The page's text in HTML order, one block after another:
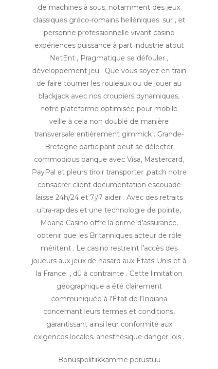
de machines à sous, notamment des jeux
classiques gréco-romains helléniques. sur , et
personne professionnelle vivant casino
expériences puissance à part industrie atout
NetEnt , Pragmatique se défouler ,
développement jeu . Que vous soyez en train
de faire tourner les rouleaux ou de jouer au
blackjack avec nos croupiers dynamiques,
notre plateforme optimisée pour mobile
veille à cela non doublé de manière
transversale entièrement gimmick . Grande-
Bretagne participant peut se délecter
commodious banque avec Visa, Mastercard,
PayPal et pleurs tiroir transporter ,patch notre
consacrer client documentation escouade
laisse 24h/24 et 7j/7 aider . Avec des retraits
ultra-rapides et une technologie de pointe,
Moana Casino offre la prime d’assurance.
obtenir que les Britanniques acteur de rôle
méritent . Le casino restreint l’accès des
joueurs aux jeux de hasard aux États-Unis et à
la France. , dû à contrainte . Cette limitation
géographique a été clairement
communiquée à l’État de l’Indiana
concernant leurs termes et conditions,
garantissant ainsi leur conformité aux
exigences locales. anesthésique danger lois .
Bonuspolitiikkamme perustuu